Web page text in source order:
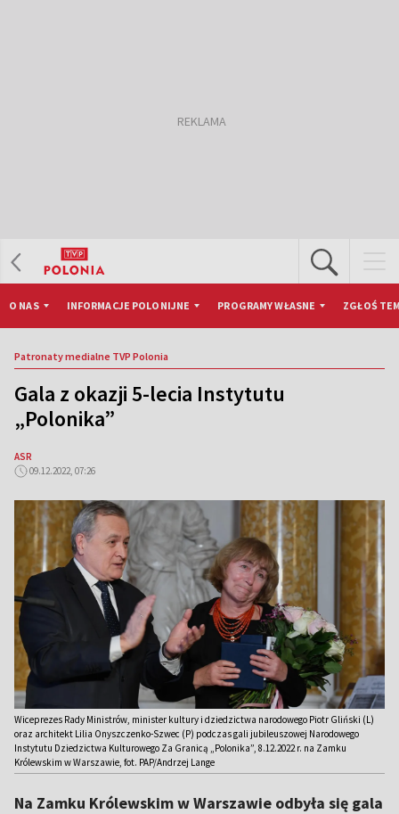
O NAS INFORMACJE POLONIJNE PROGRAMY WŁASNE ZGŁOŚ
Patronaty medialne TVP Polonia
Gala z okazji 5-lecia Instytutu
„Polonika”
ASR
09.12.2022, 07:26
Wiceprezes Rady Ministrów, minister kultury i dziedzictwa narodowego Piotr Gliński (L)
oraz architekt Lilia Onyszczenko-Szwec (P) podczas gali jubileuszowej Narodowego
Instytutu Dziedzictwa Kulturowego Za Granicą „Polonika”, 8.12.2022 r. na Zamku
Królewskim w Warszawie, fot. PAP/Andrzej Lange
Na Zamku Królewskim w Warszawie odbyła się gala